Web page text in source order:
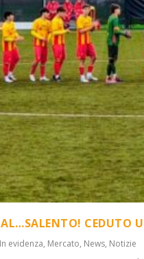
CEDUTO
In evidenza, Mercato, News, Notizie